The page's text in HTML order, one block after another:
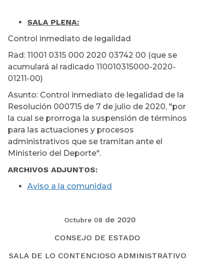
SALA PLENA:
Control inmediato de legalidad
Rad: 11001 0315 000 2020 03742 00 (que se
acumulará al radicado 110010315000-2020-
01211-00)
Asunto: Control inmediato de legalidad de la
Resolución 000715 de 7 de julio de 2020, "por
la cual se prorroga la suspensión de términos
para las actuaciones y procesos
administrativos que se tramitan ante el
Ministerio del Deporte".
ARCHIVOS ADJUNTOS:
Aviso a la comunidad
Octubre 08 de 2020
CONSEJO DE ESTADO
SALA DE LO CONTENCIOSO ADMINISTRATIVO